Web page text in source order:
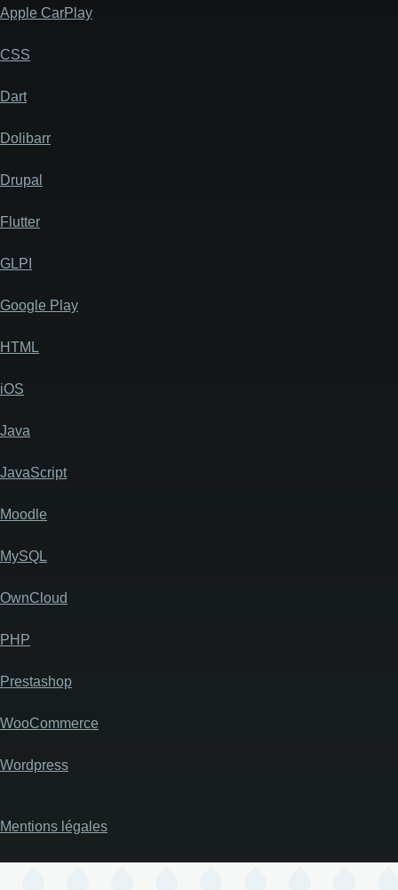
Apple CarPlay
CSS
Dart
Dolibarr
Drupal
Flutter
GLPI
Google Play
HTML
iOS
Java
JavaScript
Moodle
MySQL
OwnCloud
PHP
Prestashop
WooCommerce
Wordpress
Pied
page
Mentions légales